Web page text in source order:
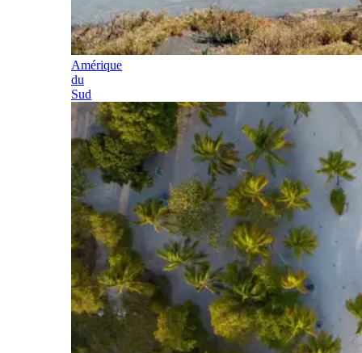
Amérique
du
Sud